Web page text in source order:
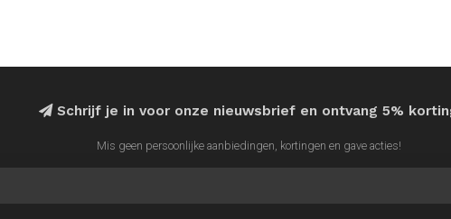
Schrijf je in voor onze nieuwsbrief en ontvang 5%
Mis geen persoonlijke aanbiedingen, kortingen en gave acties!